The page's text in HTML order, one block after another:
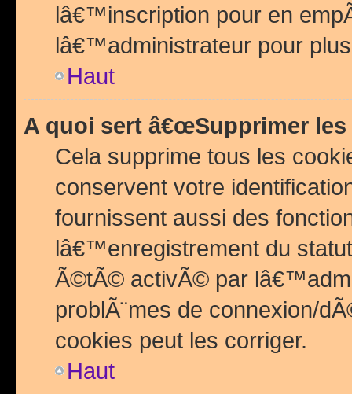
lâ€™inscription pour en
lâ€™administrateur pour
Haut
A quoi sert â€œSupprimer les
Cela supprime tous les
conservent votre
fournissent aussi des
lâ€™enregistrement du
Ã©tÃ© activÃ© par
problÃ¨mes de connexion/
cookies peut les corriger.
Haut